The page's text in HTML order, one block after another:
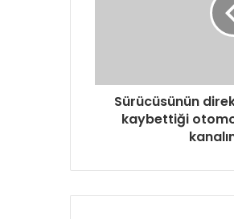
Sürücüsünün
kaybettiği